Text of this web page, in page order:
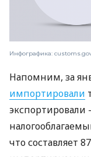
Инфографика:
Напомним, за
импортировали
что составляет